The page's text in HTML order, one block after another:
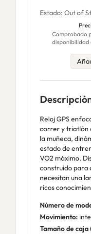
Estado: Out of
Comprobado
disponibilidad
Reloj GPS
correr y triatlón
la muñeca,
estado de
VO2 máximo.
construido para
necesitan una
ricos
Número de
Movimiento:
Tamaño de caja